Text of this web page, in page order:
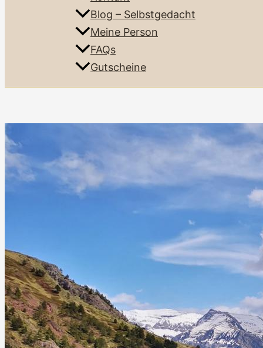
Blog – Selbstgedacht
Meine Person
FAQs
Gutscheine